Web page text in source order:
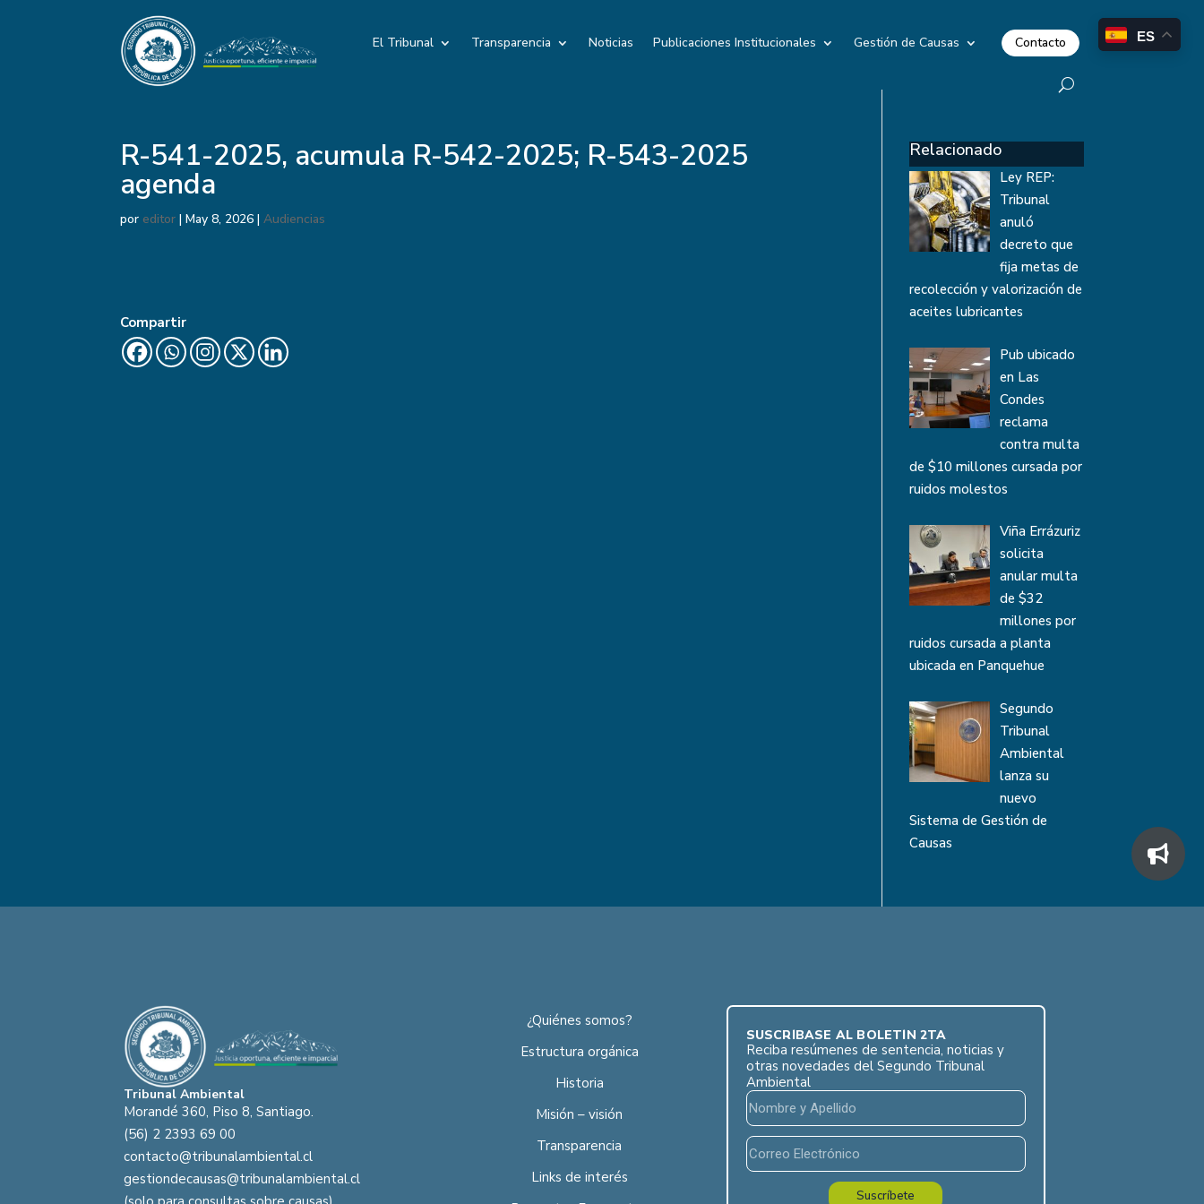
El Tribunal Transparencia Noticias Publicaciones Institucionales Gestión de Causas Contacto
R-541-2025, acumula R-542-2025; R-543-2025
agenda
por editor |May 8, 2026 |Audiencias
Compartir
Relacionado
Ley REP:
Tribunal
anuló
decreto que
fija metas de
recolección y valorización de
aceites lubricantes
Pub ubicado
en Las
Condes
reclama
contra multa
de $10 millones cursada por
ruidos molestos
Viña Errázuriz
solicita
anular multa
de $32
millones por
ruidos cursada a planta
ubicada en Panquehue
Segundo
Tribunal
Ambiental
lanza su
nuevo
Sistema de Gestión de
Causas
Tribunal Ambiental
Morandé 360, Piso 8, Santiago.
(56) 2 2393 69 00
contacto@tribunalambiental.cl
gestiondecausas@tribunalambiental.cl
¿Quiénes somos?
Estructura orgánica
Historia
Misión – visión
Transparencia
Links de interés
SUSCRÍBASE AL BOLETÍN 2TA
Reciba resúmenes de sentencia, noticias y
otras novedades del Segundo Tribunal
Ambiental
Suscríbete
ES